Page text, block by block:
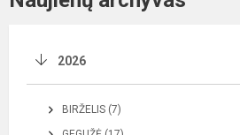
2026
BIRŽELIS (7)